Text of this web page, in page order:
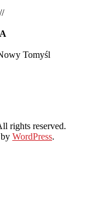
Tomyśl
rights reserved.
WordPress.